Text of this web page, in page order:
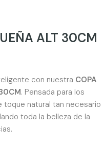
ALT 30CM
con nuestra COPA
. Pensada para los
toque natural tan necesario
toda la belleza de la